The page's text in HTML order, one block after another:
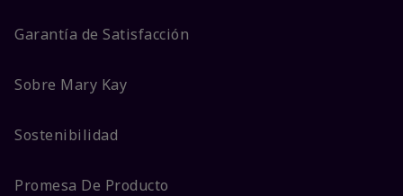
Garantía de Satisfacción
Sobre Mary Kay
Sostenibilidad
Promesa De Producto